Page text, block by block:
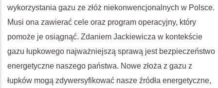
wykorzystania gazu ze złóż niekonwencjonalnych w Polsce.
Musi ona zawierać cele oraz program operacyjny, który
pomoże je osiągnąć. Zdaniem Jackiewicza w kontekście
gazu łupkowego najważniejszą sprawą jest bezpieczeństwo
energetyczne naszego państwa. Nowe złoża z gazu z
łupków mogą zdywersyfikować nasze źródła energetyczne,